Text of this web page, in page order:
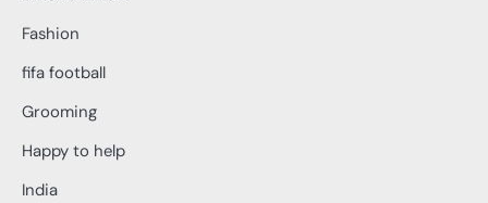
Fashion
fifa football
Grooming
Happy to help
India